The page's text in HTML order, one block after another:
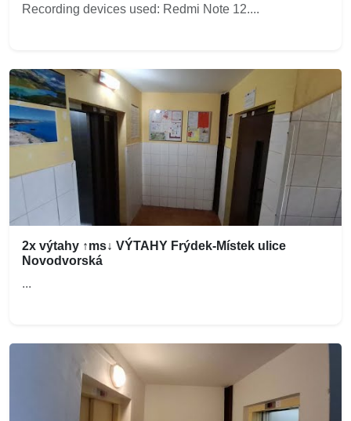
Recording devices used: Redmi Note 12....
2x výtahy ↑ms↓ VÝTAHY Frýdek-Místek ulice
Novodvorská
...